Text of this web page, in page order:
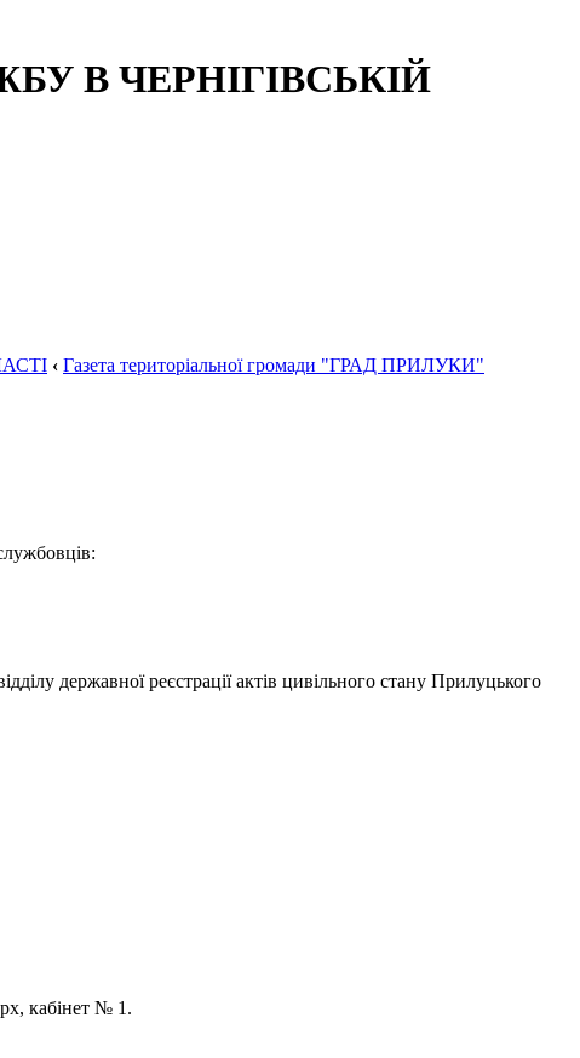
В ЧЕРНІГІВСЬКІЙ
‹ Газета територіальної громади "ГРАД ПРИЛУКИ"
державної реєстрації актів цивільного стану Прилуцького
кабінет № 1.